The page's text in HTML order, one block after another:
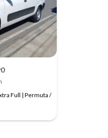
Full | Permuta /